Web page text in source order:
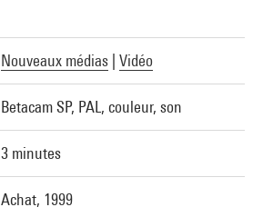
Nouveaux médias Vidéo
Betacam SP, PAL, couleur, son
3 minutes
Achat, 1999